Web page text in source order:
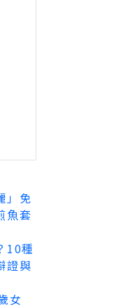
」免
魚套
10種
證與
女